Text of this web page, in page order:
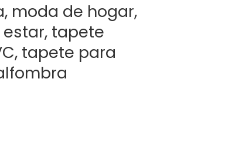
moda de hogar,
tapete
tapete para